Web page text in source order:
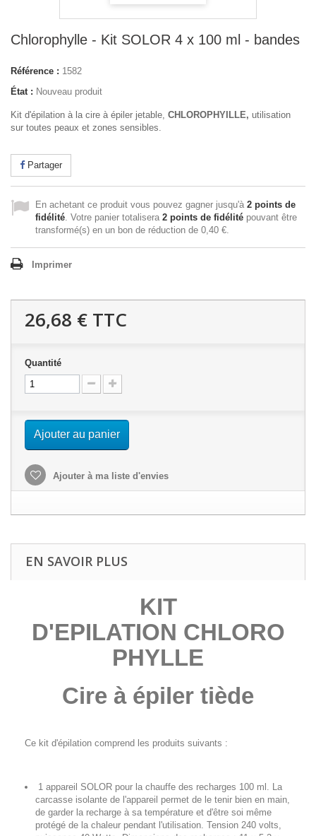
Chlorophylle - Kit SOLOR 4 x 100 ml - bandes
Référence : 1582
État : Nouveau produit
Kit d'épilation à la cire à épiler jetable, CHLOROPHYILLE, utilisation
sur toutes peaux et zones sensibles.
Partager
En achetant ce produit vous pouvez gagner jusqu'à 2 points de
fidélité. Votre panier totalisera 2 points de fidélité pouvant être
transformé(s) en un bon de réduction de 0,40 €.
Imprimer
26,68 € TTC
Quantité
Ajouter au panier
Ajouter à ma liste d'envies
EN SAVOIR PLUS
KIT
D'EPILATION CHLORO
PHYLLE
Cire à épiler tiède
Ce kit d'épilation comprend les produits suivants :
1 appareil SOLOR pour la chauffe des recharges 100 ml. La
carcasse isolante de l'appareil permet de le tenir bien en main,
de garder la recharge à sa température et d'être soi même
protégé de la chaleur pendant l'utilisation. Tension 240 volts,